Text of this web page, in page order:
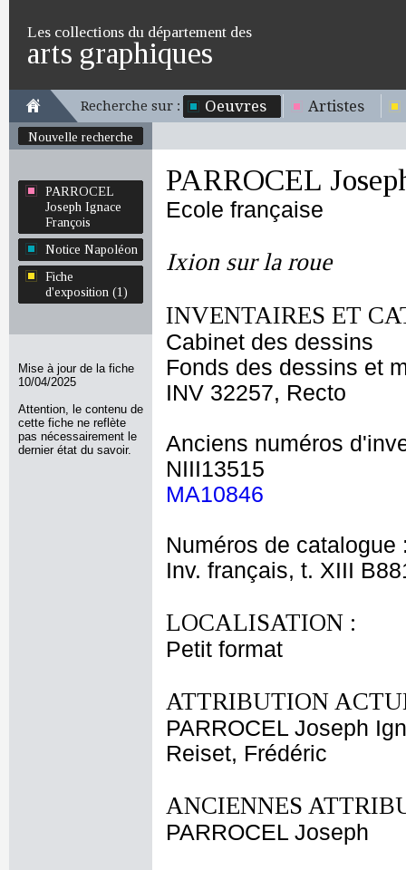
Les collections du département des
arts graphiques
Recherche sur : Oeuvres Artistes
Nouvelle recherche
PARROCEL
Joseph Ignace
François
Notice Napoléon
Fiche
d'exposition (1)
Mise à jour de la fiche
10/04/2025
Attention, le contenu de
cette fiche ne reflète
pas nécessairement le
dernier état du savoir.
PARROCEL
Ecole française
Ixion sur la roue
INVENTAIRES ET
Cabinet des dessins
Fonds des dessins et
INV 32257, Recto
Anciens numéros
NIII13515
MA10846
Numéros de catalogue
Inv. français, t. XIII
LOCALISATION :
Petit format
ATTRIBUTION
PARROCEL Joseph
Reiset, Frédéric
ANCIENNES
PARROCEL Joseph